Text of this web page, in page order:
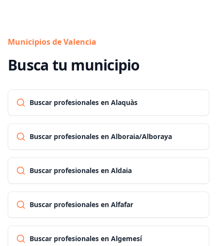
Municipios de Valencia
Busca tu municipio
Buscar profesionales en Alaquàs
Buscar profesionales en Alboraia/Alboraya
Buscar profesionales en Aldaia
Buscar profesionales en Alfafar
Buscar profesionales en Algemesí